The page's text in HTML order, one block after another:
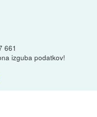
661
izguba podatkov!